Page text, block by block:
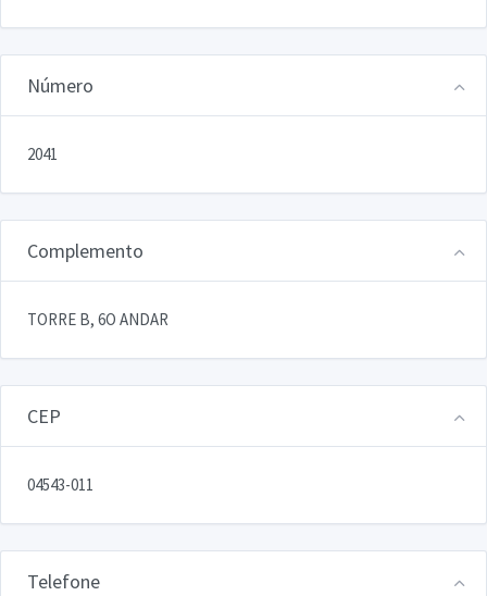
Número
2041
Complemento
TORRE B, 6O ANDAR
CEP
04543-011
Telefone